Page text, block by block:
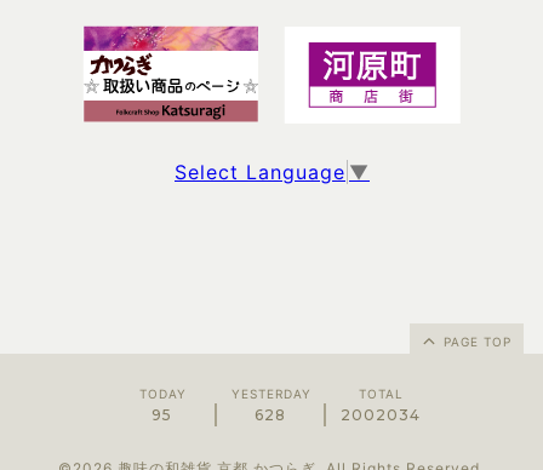
Select Language ▼
PAGE TOP
TODAY
95
YESTERDAY
628
TOTAL
2002034